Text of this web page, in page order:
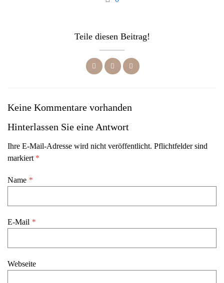
Teile diesen Beitrag!
Keine Kommentare vorhanden
Hinterlassen Sie eine Antwort
Ihre E-Mail-Adresse wird nicht veröffentlicht. Pflichtfelder sind
markiert *
Name *
E-Mail *
Webseite